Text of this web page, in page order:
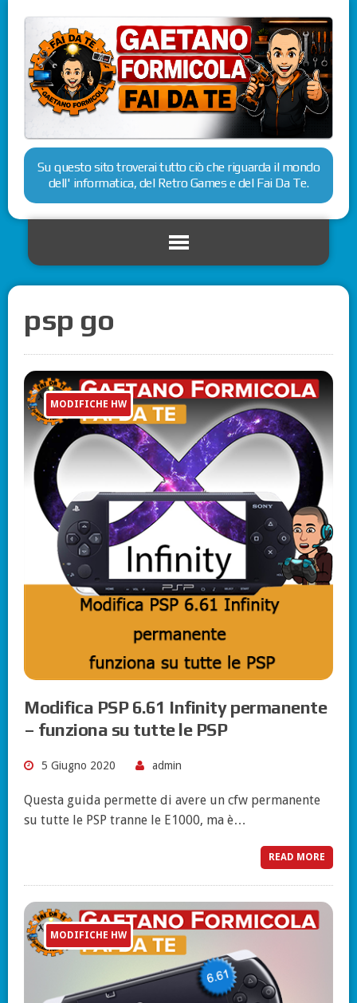
Su questo sito troverai tutto ciò che riguarda il mondo
dell' informatica, del Retro Games e del Fai Da Te.
psp go
MODIFICHE HW
Modifica PSP 6.61 Infinity permanente
– funziona su tutte le PSP
5 Giugno 2020 admin
Questa guida permette di avere un cfw permanente
su tutte le PSP tranne le E1000, ma è…
READ MORE
MODIFICHE HW